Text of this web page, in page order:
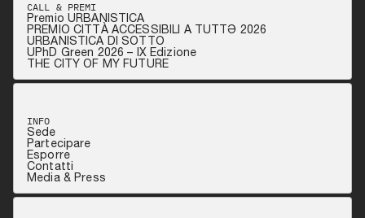
CALL & PREMI
Premio URBANISTICA
PREMIO CITTÀ ACCESSIBILI A TUTTƏ 2026
URBANISTICA DI SOTTO
UPhD Green 2026 – IX Edizione
THE CITY OF MY FUTURE
INFO
Sede
Partecipare
Esporre
Contatti
Media & Press